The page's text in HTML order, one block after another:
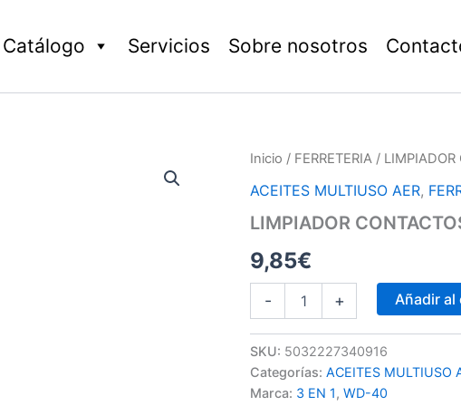
Catálogo Servicios Sobre nosotros
Inicio / FERRETERIA / LIMPIADOR
ACEITES MULTIUSO AER,
LIMPIADOR
9,85€
-
LIMPIADOR
cantidad
+ Añadir al
SKU: 5032227340916
Categorías:ACEITES MULTIUSO
Marca: 3 EN 1,WD-40